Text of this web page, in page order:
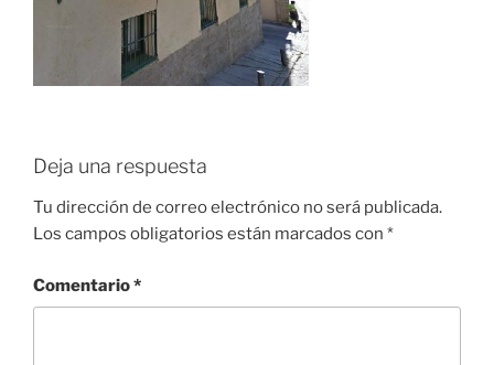
Deja una respuesta
Tu dirección de correo electrónico no será publicada.
Los campos obligatorios están marcados con *
Comentario*